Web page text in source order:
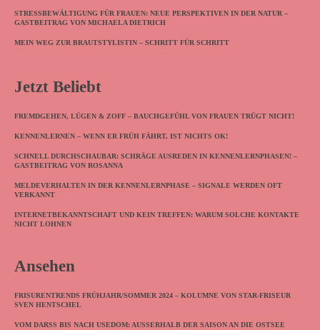
STRESSBEWÄLTIGUNG FÜR FRAUEN: NEUE PERSPEKTIVEN IN DER NATUR –
GASTBEITRAG VON MICHAELA DIETRICH
MEIN WEG ZUR BRAUTSTYLISTIN – SCHRITT FÜR SCHRITT
Jetzt Beliebt
FREMDGEHEN, LÜGEN & ZOFF – BAUCHGEFÜHL VON FRAUEN TRÜGT NICHT!
KENNENLERNEN – WENN ER FRÜH FÄHRT, IST NICHTS OK!
SCHNELL DURCHSCHAUBAR: SCHRÄGE AUSREDEN IN KENNENLERNPHASEN! –
GASTBEITRAG VON ROSANNA
MELDEVERHALTEN IN DER KENNENLERNPHASE – SIGNALE WERDEN OFT
VERKANNT
INTERNETBEKANNTSCHAFT UND KEIN TREFFEN: WARUM SOLCHE KONTAKTE
NICHT LOHNEN
Ansehen
FRISURENTRENDS FRÜHJAHR/SOMMER 2024 – KOLUMNE VON STAR-FRISEUR
SVEN HENTSCHEL
VOM DARSS BIS NACH USEDOM: AUSSERHALB DER SAISON AN DIE OSTSEE